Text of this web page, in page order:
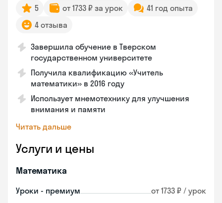
5 от 1733 ₽ за урок
41 год опыта
4 отзыва
Завершила обучение в Тверском
государственном университете
Получила квалификацию «Учитель
математики» в 2016 году
Использует мнемотехнику для улучшения
внимания и памяти
Читать дальше
Услуги и цены
Математика
Уроки - премиум от 1733 ₽ / урок